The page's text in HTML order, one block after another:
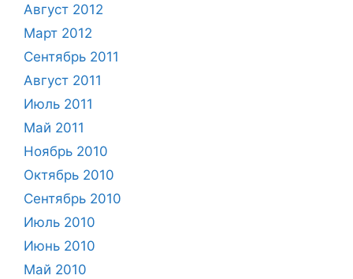
Август 2012
Март 2012
Сентябрь 2011
Август 2011
Июль 2011
Май 2011
Ноябрь 2010
Октябрь 2010
Сентябрь 2010
Июль 2010
Июнь 2010
Май 2010